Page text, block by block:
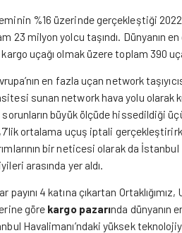
%16 üzerinde gerçekleştiği
23 milyon yolcu taşındı. Dünyanın
kargo uçağı olmak üzere toplam 390
en fazla uçan network
sunan network hava yolu
büyük ölçüde hissedildiği
ortalama uçuş iptali
bir neticesi olarak da
arasında yer aldı.
payını 4 katına çıkartan Ortaklığımız,
göre kargo pazarında dünyanın
Havalimanı’ndaki yüksek